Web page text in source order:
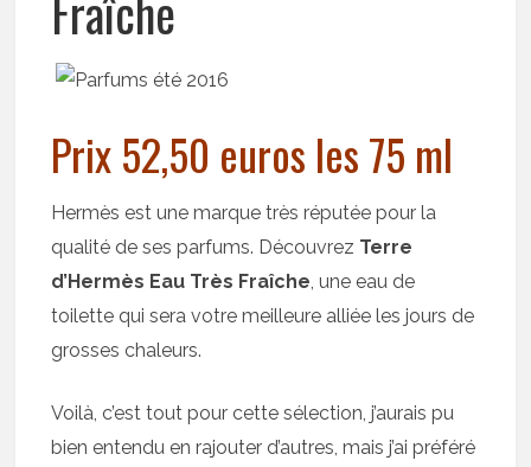
Prix 52,50 euros les 75 ml
Hermès est une marque très réputée pour la
qualité de ses parfums. Découvrez Terre
d’Hermès Eau Très Fraîche, une eau de
toilette qui sera votre meilleure alliée les jours de
grosses chaleurs.
Voilà, c’est tout pour cette sélection, j’aurais pu
bien entendu en rajouter d’autres, mais j’ai préféré